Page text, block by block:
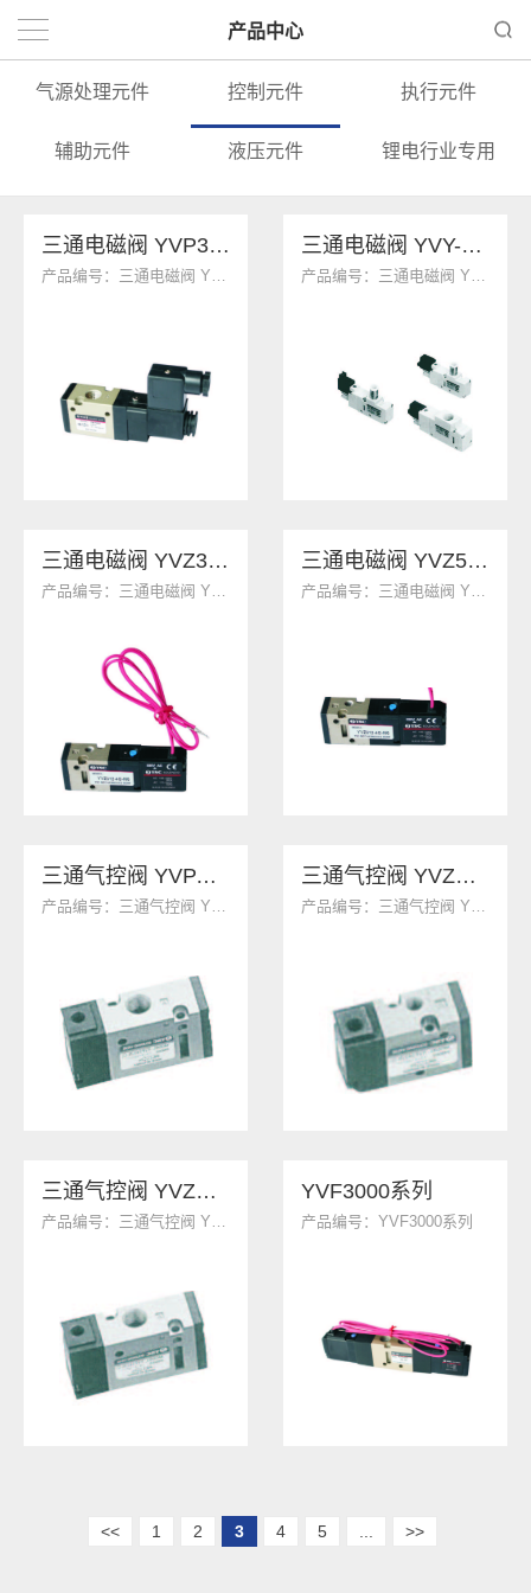
产品中心
气源处理元件 控制元件 执行元件
辅助元件 液压元件 锂电行业专用
三通电磁阀 YVP342系列
产品编号：三通电磁阀 YVP342系列
三通电磁阀 YVY-3系列
产品编号：三通电磁阀 YVY-3系列
三通电磁阀 YVZ312
产品编号：三通电磁阀 YVZ312
三通电磁阀 YVZ512
产品编号：三通电磁阀 YVZ512
三通气控阀 YVPA342系列
产品编号：三通气控阀 YVPA342系列
三通气控阀 YVZA312系列
产品编号：三通气控阀 YVZA312系列
三通气控阀 YVZA512系列
产品编号：三通气控阀 YVZA512系列
YVF3000系列
产品编号：YVF3000系列
<< 1 2 3 4 5 >>